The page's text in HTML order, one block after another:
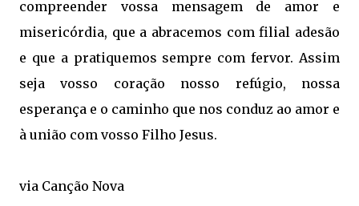
compreender vossa mensagem de amor e
misericórdia, que a abracemos com filial adesão
e que a pratiquemos sempre com fervor. Assim
seja vosso coração nosso refúgio, nossa
esperança e o caminho que nos conduz ao amor e
à união com vosso Filho Jesus.
via Canção Nova